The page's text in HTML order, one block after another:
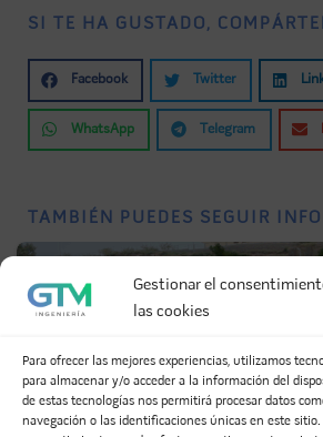
Gestionar el
las cookies
Para ofrecer las mejores experiencias, utilizamos
para almacenar y/o acceder a la información del
de estas tecnologías nos permitirá procesar datos
navegación o las identificaciones únicas en este
SI TE HA GUSTADO,
Facebook Twitter
WhatsApp Telegram
TAMBIÉN PUEDES SEGUIR
17
NOV